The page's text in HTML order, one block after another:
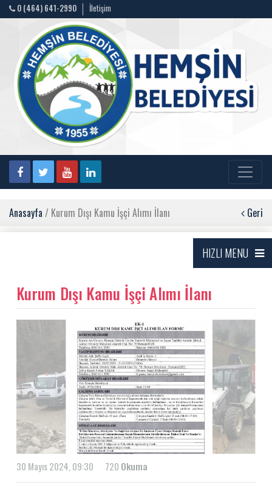
0 (464) 641-2990 İletişim
Anasayfa / Kurum Dışı Kamu İşçi Alımı İlanı Geri
HIZLI MENU
Kurum Dışı Kamu İşçi Alımı İlanı
30 Mayıs 2024, 09:30 720 Okuma